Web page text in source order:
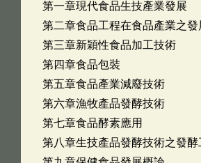
第一章現代食品生技產業發展
第二章食品工程在食品產業之發
第三章新穎性食品加工技術
第四章食品包裝
第五章食品產業減廢技術
第六章漁牧產品發酵技術
第七章食品酵素應用
第八章生技產品發酵技術之發酵